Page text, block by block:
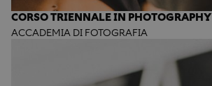
CORSO TRIENNALE IN PHOTOGRAPHY
ACCADEMIA DI FOTOGRAFIA